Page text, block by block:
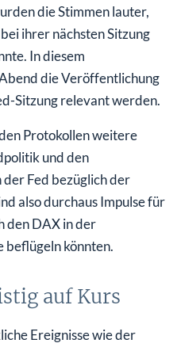
die Stimmen lauter,
ihrer nächsten Sitzung
In diesem
die Veröffentlichung
Sitzung relevant werden.
Protokollen weitere
und den
Fed bezüglich der
also durchaus Impulse für
den DAX in der
beflügeln könnten.
auf Kurs
Ereignisse wie der